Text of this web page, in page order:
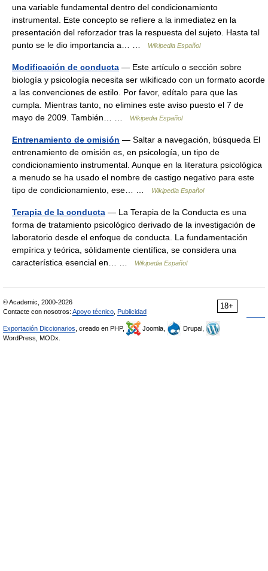
una variable fundamental dentro del condicionamiento
instrumental. Este concepto se refiere a la inmediatez en la
presentación del reforzador tras la respuesta del sujeto. Hasta tal
punto se le dio importancia a… …
Wikipedia Español
Modificación de conducta — Este artículo o sección sobre
biología y psicología necesita ser wikificado con un formato acorde
a las convenciones de estilo. Por favor, edítalo para que las
cumpla. Mientras tanto, no elimines este aviso puesto el 7 de
mayo de 2009. También… …
Wikipedia Español
Entrenamiento de omisión — Saltar a navegación, búsqueda El
entrenamiento de omisión es, en psicología, un tipo de
condicionamiento instrumental. Aunque en la literatura psicológica
a menudo se ha usado el nombre de castigo negativo para este
tipo de condicionamiento, ese… …
Wikipedia Español
Terapia de la conducta — La Terapia de la Conducta es una
forma de tratamiento psicológico derivado de la investigación de
laboratorio desde el enfoque de conducta. La fundamentación
empírica y teórica, sólidamente científica, se considera una
característica esencial en… …
Wikipedia Español
18+
© Academic, 2000-2026
Contacte con nosotros: Apoyo técnico Publicidad
Exportación Diccionarios , creado en PHP, Joomla,
Drupal,
WordPress, MODx.